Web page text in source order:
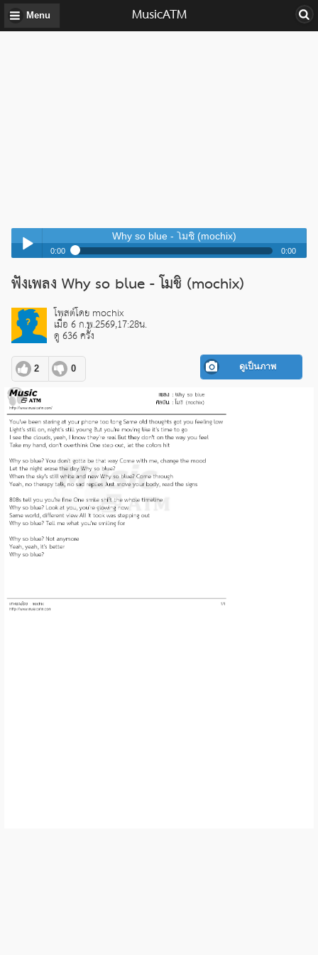
Menu MusicATM
Play /
pause
Why so blue - โมชิ (mochix)
0:00 0:00
Why so blue - โมชิ (mochix)
ฟังเพลง Why so blue - โมชิ (mochix)
โพสต์โดย mochix
เมื่อ 6 ก.พ.2569,17:28น.
ดู 636 ครั้ง
2 0 ดูเป็นภาพ